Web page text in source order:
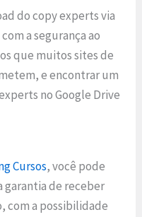
do copy experts via
a segurança ao
que muitos sites de
e encontrar um
no Google Drive
Cursos, você pode
garantia de receber
com a possibilidade